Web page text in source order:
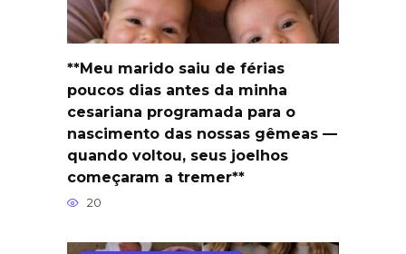
**Meu marido saiu de férias
poucos dias antes da minha
cesariana programada para o
nascimento das nossas gêmeas —
quando voltou, seus joelhos
começaram a tremer**
20